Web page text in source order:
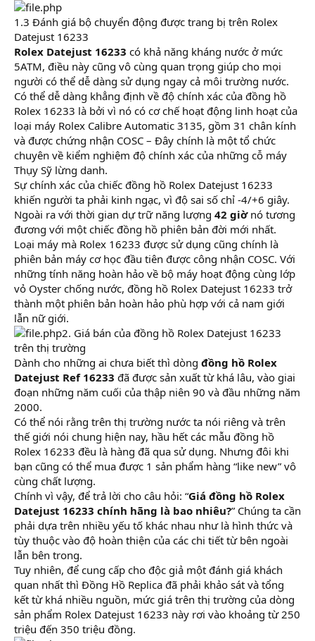
1.3 Đánh giá bộ chuyển động được trang bị trên Rolex
Datejust 16233
Rolex Datejust 16233 có khả năng kháng nước ở mức
5ATM, điều này cũng vô cùng quan trọng giúp cho mọi
người có thể dễ dàng sử dụng ngay cả môi trường nước.
Có thể dễ dàng khẳng định về độ chính xác của đồng hồ
Rolex 16233 là bởi vì nó có cơ chế hoạt động linh hoạt của
loại máy Rolex Calibre Automatic 3135, gồm 31 chân kính
và được chứng nhận COSC – Đây chính là một tổ chức
chuyên về kiểm nghiệm độ chính xác của những cỗ máy
Thụy Sỹ lừng danh.
Sự chính xác của chiếc đồng hồ Rolex Datejust 16233
khiến người ta phải kinh ngạc, vì độ sai số chỉ -4/+6 giây.
Ngoài ra với thời gian dự trữ năng lượng 42 giờnó tương
đương với một chiếc đồng hồ phiên bản đời mới nhất.
Loại máy mà Rolex 16233 được sử dụng cũng chính là
phiên bản máy cơ học đầu tiên được công nhận COSC. Với
những tính năng hoàn hảo về bộ máy hoạt động cùng lớp
vỏ Oyster chống nước, đồng hồ Rolex Datejust 16233 trở
thành một phiên bản hoàn hảo phù hợp với cả nam giới
lẫn nữ giới.
2. Giá bán của đồng hồ Rolex Datejust 16233
trên thị trường
Dành cho những ai chưa biết thì dòng đồng hồ Rolex
Datejust Ref 16233 đã được sản xuất từ khá lâu, vào giai
đoạn những năm cuối của thập niên 90 và đầu những năm
2000.
Có thể nói rằng trên thị trường nước ta nói riêng và trên
thế giới nói chung hiện nay, hầu hết các mẫu đồng hồ
Rolex 16233 đều là hàng đã qua sử dụng. Nhưng đôi khi
bạn cũng có thể mua được 1 sản phẩm hàng “like new” vô
cùng chất lượng.
Chính vì vậy, để trả lời cho câu hỏi: “Giá đồng hồ Rolex
Datejust 16233 chính hãng là bao nhiêu?” Chúng ta cần
phải dựa trên nhiều yếu tố khác nhau như là hình thức và
tùy thuộc vào độ hoàn thiện của các chi tiết từ bên ngoài
lẫn bên trong.
Tuy nhiên, để cung cấp cho độc giả một đánh giá khách
quan nhất thì Đồng Hồ Replica đã phải khảo sát và tổng
kết từ khá nhiều nguồn, mức giá trên thị trường của dòng
sản phẩm Rolex Datejust 16233 này rơi vào khoảng từ 250
triệu đến 350 triệu đồng.